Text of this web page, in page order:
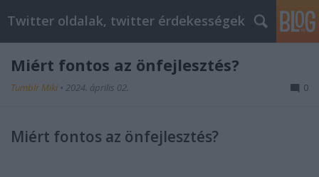
Twitter oldalak, twitter érdekességek
Miért fontos az önfejlesztés?
Tumblr Miki • 2024. április 02. 0
Miért fontos az önfejlesztés?